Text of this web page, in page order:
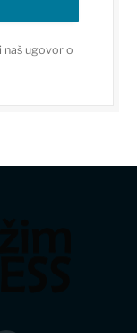
naš ugovor o